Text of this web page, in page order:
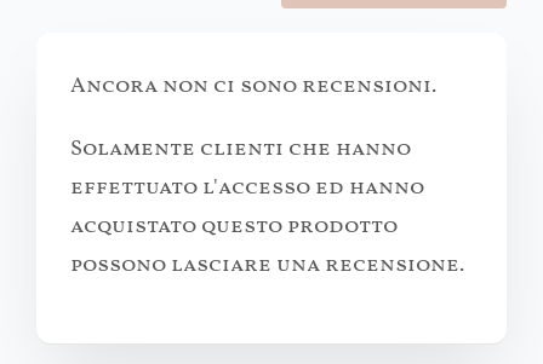
Ancora non ci sono recensioni.
Solamente clienti che hanno
effettuato l'accesso ed hanno
acquistato questo prodotto
possono lasciare una recensione.